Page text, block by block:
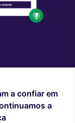
a confiar em
a